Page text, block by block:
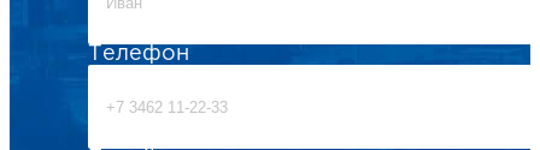
Телефон